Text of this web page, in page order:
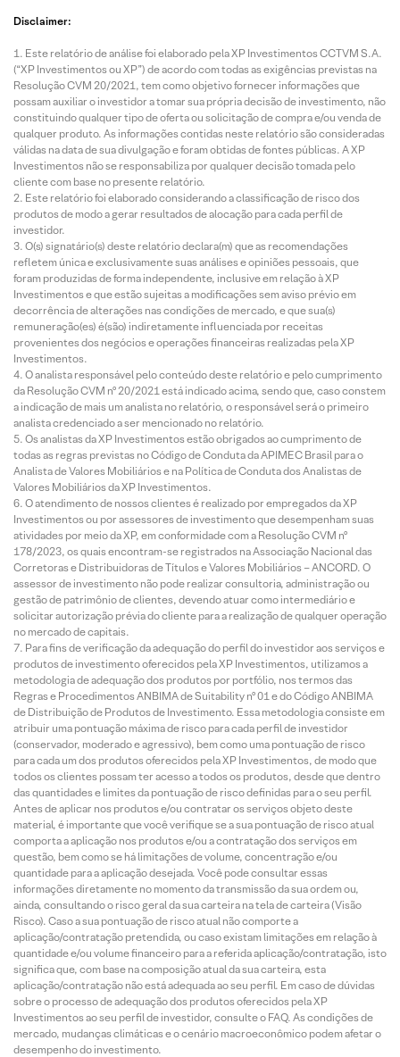
Disclaimer:
Este relatório de análise foi elaborado pela XP Investimentos CCTVM S.A.
(“XP Investimentos ou XP”) de acordo com todas as exigências previstas na
Resolução CVM 20/2021, tem como objetivo fornecer informações que
possam auxiliar o investidor a tomar sua própria decisão de investimento, não
constituindo qualquer tipo de oferta ou solicitação de compra e/ou venda de
qualquer produto. As informações contidas neste relatório são consideradas
válidas na data de sua divulgação e foram obtidas de fontes públicas. A XP
Investimentos não se responsabiliza por qualquer decisão tomada pelo
cliente com base no presente relatório.
Este relatório foi elaborado considerando a classificação de risco dos
produtos de modo a gerar resultados de alocação para cada perfil de
investidor.
O(s) signatário(s) deste relatório declara(m) que as recomendações
refletem única e exclusivamente suas análises e opiniões pessoais, que
foram produzidas de forma independente, inclusive em relação à XP
Investimentos e que estão sujeitas a modificações sem aviso prévio em
decorrência de alterações nas condições de mercado, e que sua(s)
remuneração(es) é(são) indiretamente influenciada por receitas
provenientes dos negócios e operações financeiras realizadas pela XP
Investimentos.
O analista responsável pelo conteúdo deste relatório e pelo cumprimento
da Resolução CVM nº 20/2021 está indicado acima, sendo que, caso constem
a indicação de mais um analista no relatório, o responsável será o primeiro
analista credenciado a ser mencionado no relatório.
Os analistas da XP Investimentos estão obrigados ao cumprimento de
todas as regras previstas no Código de Conduta da APIMEC Brasil para o
Analista de Valores Mobiliários e na Política de Conduta dos Analistas de
Valores Mobiliários da XP Investimentos.
O atendimento de nossos clientes é realizado por empregados da XP
Investimentos ou por assessores de investimento que desempenham suas
atividades por meio da XP, em conformidade com a Resolução CVM nº
178/2023, os quais encontram-se registrados na Associação Nacional das
Corretoras e Distribuidoras de Títulos e Valores Mobiliários – ANCORD. O
assessor de investimento não pode realizar consultoria, administração ou
gestão de patrimônio de clientes, devendo atuar como intermediário e
solicitar autorização prévia do cliente para a realização de qualquer operação
no mercado de capitais.
Para fins de verificação da adequação do perfil do investidor aos serviços e
produtos de investimento oferecidos pela XP Investimentos, utilizamos a
metodologia de adequação dos produtos por portfólio, nos termos das
Regras e Procedimentos ANBIMA de Suitability nº 01 e do Código ANBIMA
de Distribuição de Produtos de Investimento. Essa metodologia consiste em
atribuir uma pontuação máxima de risco para cada perfil de investidor
(conservador, moderado e agressivo), bem como uma pontuação de risco
para cada um dos produtos oferecidos pela XP Investimentos, de modo que
todos os clientes possam ter acesso a todos os produtos, desde que dentro
das quantidades e limites da pontuação de risco definidas para o seu perfil.
Antes de aplicar nos produtos e/ou contratar os serviços objeto deste
material, é importante que você verifique se a sua pontuação de risco atual
comporta a aplicação nos produtos e/ou a contratação dos serviços em
questão, bem como se há limitações de volume, concentração e/ou
quantidade para a aplicação desejada. Você pode consultar essas
informações diretamente no momento da transmissão da sua ordem ou,
ainda, consultando o risco geral da sua carteira na tela de carteira (Visão
Risco). Caso a sua pontuação de risco atual não comporte a
aplicação/contratação pretendida, ou caso existam limitações em relação à
quantidade e/ou volume financeiro para a referida aplicação/contratação, isto
significa que, com base na composição atual da sua carteira, esta
aplicação/contratação não está adequada ao seu perfil. Em caso de dúvidas
sobre o processo de adequação dos produtos oferecidos pela XP
Investimentos ao seu perfil de investidor, consulte o FAQ. As condições de
mercado, mudanças climáticas e o cenário macroeconômico podem afetar o
desempenho do investimento.